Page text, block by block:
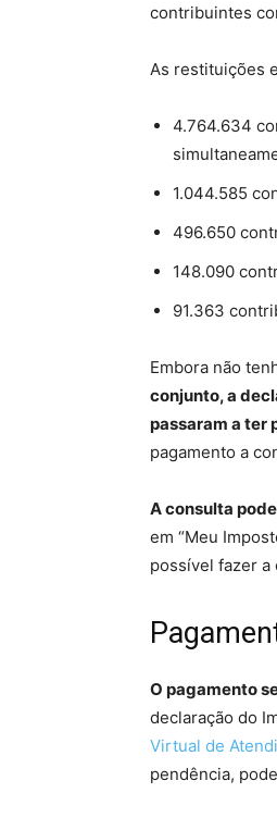
contribuintes
As restituições
4.764.634
1.044.585
496.650
148.090
91.363
Embora não
conjunto, a
passaram a ter
pagamento a
A consulta
em “Meu
possível fazer a
O pagamento
declaração do
Virtual de
pendência,